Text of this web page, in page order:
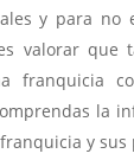
y para
valorar
franquicia
la
y